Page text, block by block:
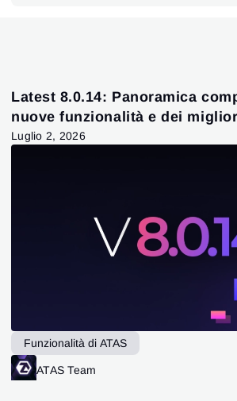
Latest 8.0.14: Panoramica
nuove funzionalità e dei
Luglio 2, 2026
Funzionalità di ATAS
ATAS Team